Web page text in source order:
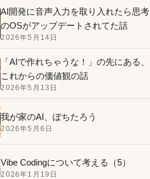
AI開発に音声入力を取り入れたら思考
のOSがアップデートされてた話
2026年5月14日
「AIで作れちゃうな！」の先にある、
これからの価値観の話
2026年5月13日
我が家のAI、ぽちたろう
2026年5月6日
Vibe Codingについて考える（5）
2026年1月19日